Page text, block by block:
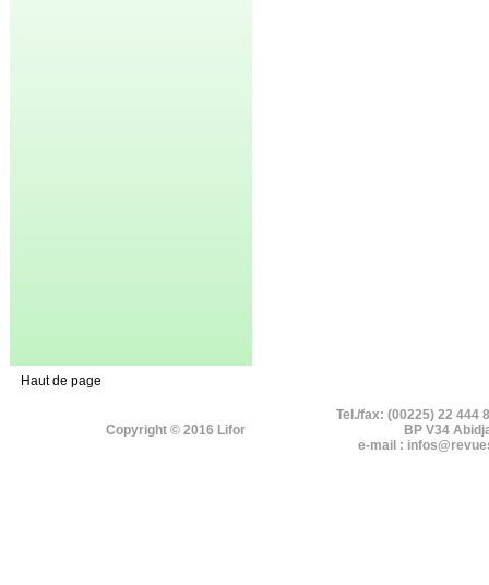
Haut de page
Copyright © 2016 Lifor
Tel./fax: (00225) 22 444
BP V34
e-mail :